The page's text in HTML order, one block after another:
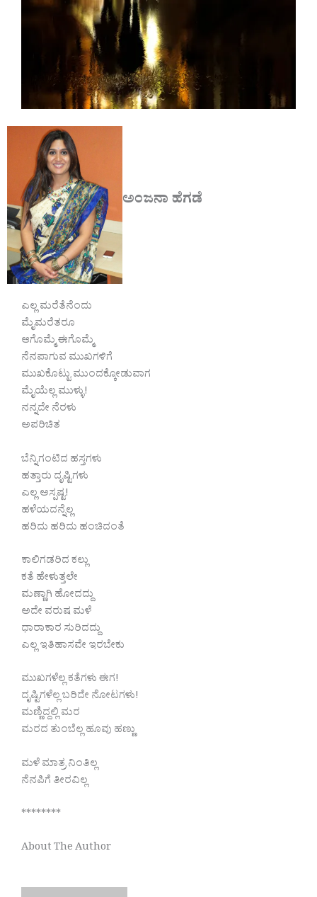
ಅಂಜನಾ ಹೆಗಡೆ
ಎಲ್ಲ ಮರೆತೆನೆಂದು
ಮೈಮರೆತರೂ
ಆಗೊಮ್ಮೆ ಈಗೊಮ್ಮೆ
ನೆನಪಾಗುವ ಮುಖಗಳಿಗೆ
ಮುಖಕೊಟ್ಟು ಮುಂದಕ್ಕೋಡುವಾಗ
ಮೈಯೆಲ್ಲ ಮುಳ್ಳು!
ನನ್ನದೇ ನೆರಳು
ಅಪರಿಚಿತ
ಬೆನ್ನಿಗಂಟಿದ ಹಸ್ತಗಳು
ಹತ್ತಾರು ದೃಷ್ಟಿಗಳು
ಎಲ್ಲ ಅಸ್ಪಷ್ಟ!
ಹಳೆಯದನ್ನೆಲ್ಲ
ಹರಿದು ಹರಿದು ಹಂಚಿದಂತೆ
ಕಾಲಿಗಡರಿದ ಕಲ್ಲು
ಕತೆ ಹೇಳುತ್ತಲೇ
ಮಣ್ಣಾಗಿ ಹೋದದ್ದು
ಅದೇ ವರುಷ ಮಳೆ
ಧಾರಾಕಾರ ಸುರಿದದ್ದು
ಎಲ್ಲ ಇತಿಹಾಸವೇ ಇರಬೇಕು
ಮುಖಗಳೆಲ್ಲ ಕತೆಗಳು ಈಗ!
ದೃಷ್ಟಿಗಳೆಲ್ಲ ಬರಿದೇ ನೋಟಗಳು!
ಮಣ್ಣಿದ್ದಲ್ಲಿ ಮರ
ಮರದ ತುಂಬೆಲ್ಲ ಹೂವು ಹಣ್ಣು
ಮಳೆ ಮಾತ್ರ ನಿಂತಿಲ್ಲ
ನೆನಪಿಗೆ ತೀರವಿಲ್ಲ
********
About The Author